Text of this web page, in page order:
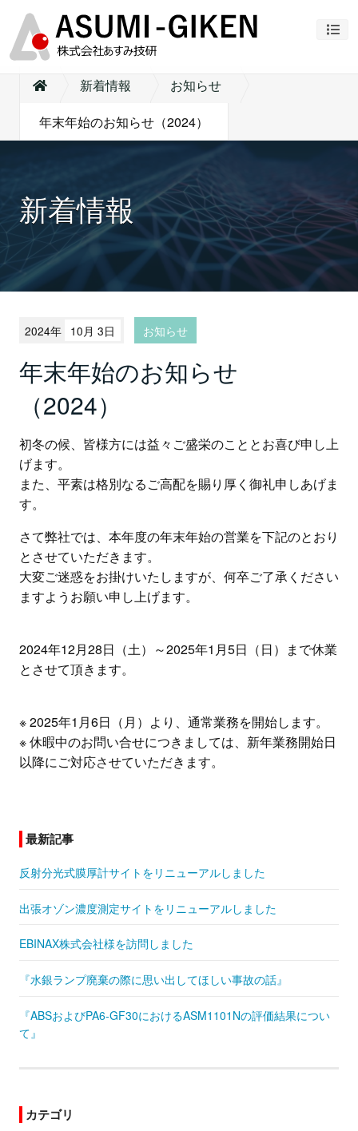
ナビ
新着情報
お知らせ
年末年始のお知らせ（2024）
新着情報
2024年 10月 3日 お知らせ
年末年始のお知らせ
（2024）
初冬の候、皆様方には益々ご盛栄のこととお喜び申し上
げます。
また、平素は格別なるご高配を賜り厚く御礼申しあげま
す。
さて弊社では、本年度の年末年始の営業を下記のとおり
とさせていただきます。
大変ご迷惑をお掛けいたしますが、何卒ご了承ください
ますようお願い申し上げます。
2024年12月28日（土）～2025年1月5日（日）まで休業
とさせて頂きます。
※ 2025年1月6日（月）より、通常業務を開始します。
※ 休暇中のお問い合せにつきましては、新年業務開始日
以降にご対応させていただきます。
最新記事
反射分光式膜厚計サイトをリニューアルしました
出張オゾン濃度測定サイトをリニューアルしました
EBINAX株式会社様を訪問しました
『水銀ランプ廃棄の際に思い出してほしい事故の話』
『ABSおよびPA6-GF30におけるASM1101Nの評価結果につい
て』
カテゴリ